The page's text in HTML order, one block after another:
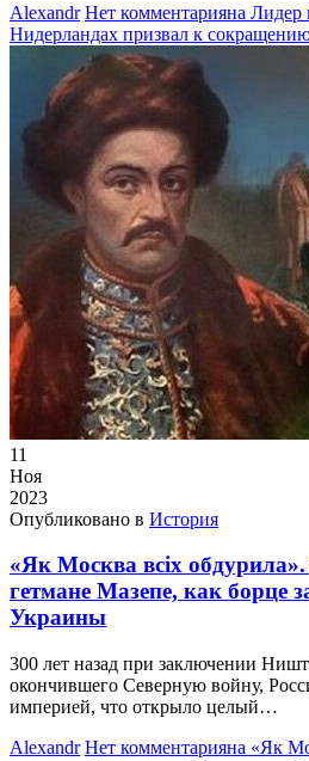
Alexandr Нет комментарияна Лидер
Нидерландах призвал к
11
Ноя
2023
Опубликовано в История
«Як Москва всіх
гетмане Мазепе, как борце
Украины
300 лет назад при заключении
окончившего Северную войну,
империей, что открыло целый…
Alexandr Нет комментарияна «Як